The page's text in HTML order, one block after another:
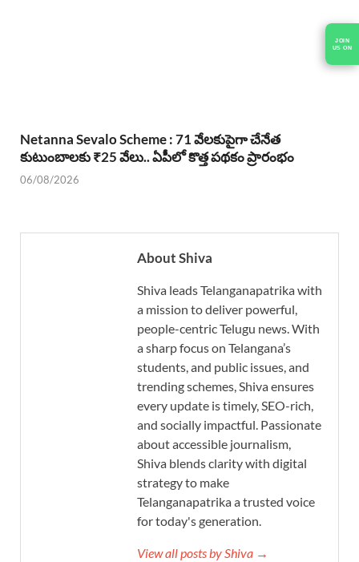
JOIN
US ON
Netanna Sevalo Scheme : 71 వేలకుపైగా చేనేత
కుటుంబాలకు ₹25 వేలు.. ఏపీలో కొత్త పథకం ప్రారంభం
06/08/2026
About Shiva
Shiva leads Telanganapatrika with
a mission to deliver powerful,
people-centric Telugu news. With
a sharp focus on Telangana’s
students, and public issues, and
trending schemes, Shiva ensures
every update is timely, SEO-rich,
and socially impactful. Passionate
about accessible journalism,
Shiva blends clarity with digital
strategy to make
Telanganapatrika a trusted voice
for today's generation.
View all posts by Shiva →